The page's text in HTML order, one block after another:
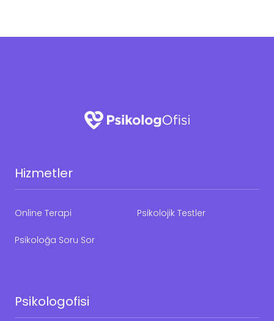
Hizmetler
Online Terapi Psikolojik Testler
Psikoloğa Soru Sor
Psikologofisi